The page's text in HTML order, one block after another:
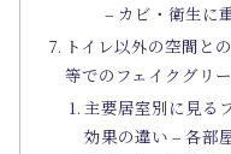
– カビ・衛生に
トイレ以外の空間と
等でのフェイクグリ
主要居室別に見る
効果の違い – 各部